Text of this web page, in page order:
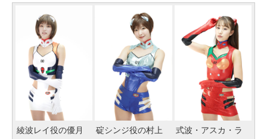
綾波レイ役の優月
碇シンジ役の村上
式波・アスカ・ラ